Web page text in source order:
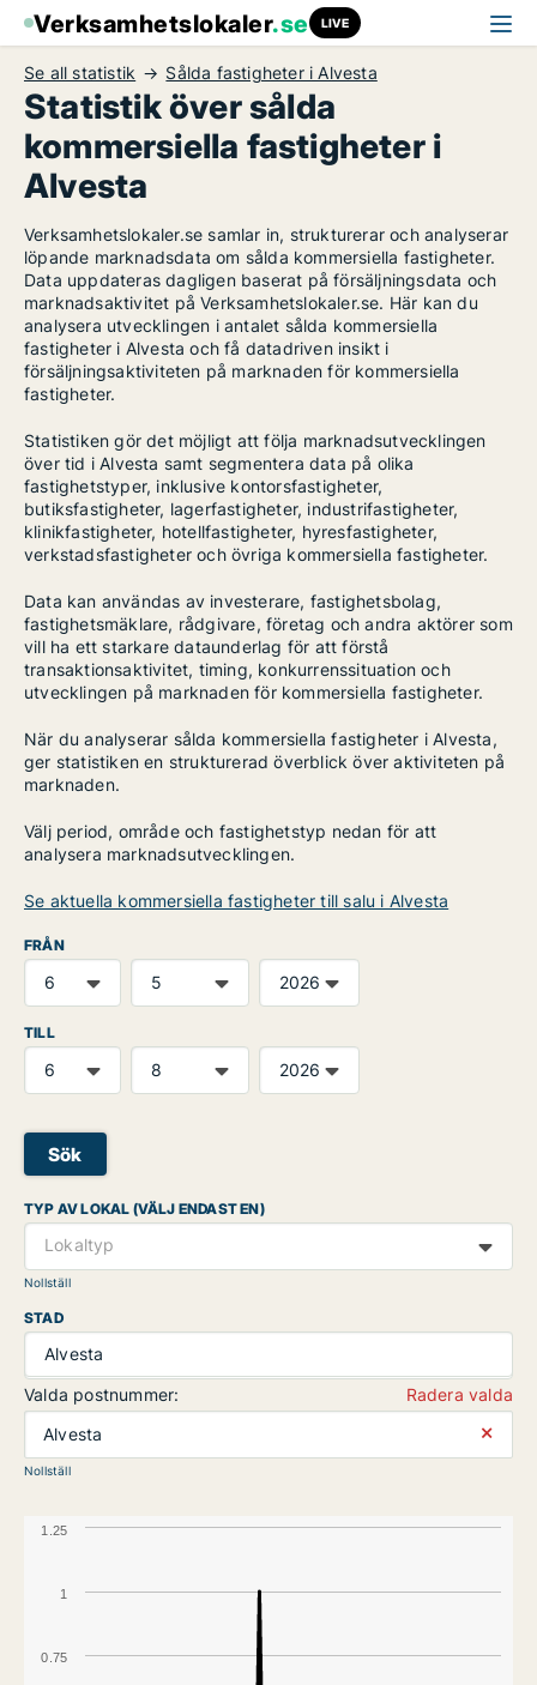
Verksamhetslokaler.se LIVE
Se all statistik Sålda fastigheter i Alvesta
Statistik över sålda
kommersiella fastigheter i
Alvesta
Verksamhetslokaler.se samlar in, strukturerar och analyserar
löpande marknadsdata om sålda kommersiella fastigheter.
Data uppdateras dagligen baserat på försäljningsdata och
marknadsaktivitet på Verksamhetslokaler.se. Här kan du
analysera utvecklingen i antalet sålda kommersiella
fastigheter i Alvesta och få datadriven insikt i
försäljningsaktiviteten på marknaden för kommersiella
fastigheter.
Statistiken gör det möjligt att följa marknadsutvecklingen
över tid i Alvesta samt segmentera data på olika
fastighetstyper, inklusive kontorsfastigheter,
butiksfastigheter, lagerfastigheter, industrifastigheter,
klinikfastigheter, hotellfastigheter, hyresfastigheter,
verkstadsfastigheter och övriga kommersiella fastigheter.
Data kan användas av investerare, fastighetsbolag,
fastighetsmäklare, rådgivare, företag och andra aktörer som
vill ha ett starkare dataunderlag för att förstå
transaktionsaktivitet, timing, konkurrenssituation och
utvecklingen på marknaden för kommersiella fastigheter.
När du analyserar sålda kommersiella fastigheter i Alvesta,
ger statistiken en strukturerad överblick över aktiviteten på
marknaden.
Välj period, område och fastighetstyp nedan för att
analysera marknadsutvecklingen.
Se aktuella kommersiella fastigheter till salu i Alvesta
FRÅN
TILL
Sök
TYP AV LOKAL (VÄLJ ENDAST EN)
Lokaltyp
Nollställ
STAD
Alvesta
Valda postnummer:
Radera valda
Alvesta
⨯
Nollställ
1
0.75
1.25